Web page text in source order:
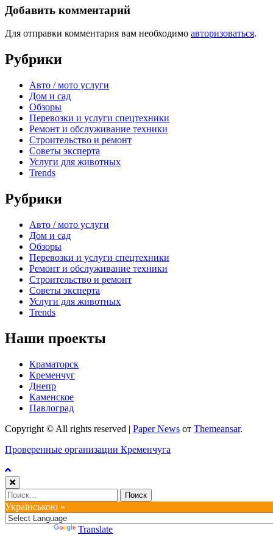
Добавить комментарий
Для отправки комментария вам необходимо авторизоваться.
Рубрики
Авто / мото услуги
Дом и сад
Обзоры
Перевозки и услуги спецтехники
Ремонт и обслуживание техники
Строительство и ремонт
Советы эксперта
Услуги для животных
Trends
Рубрики
Авто / мото услуги
Дом и сад
Обзоры
Перевозки и услуги спецтехники
Ремонт и обслуживание техники
Строительство и ремонт
Советы эксперта
Услуги для животных
Trends
Наши проекты
Краматорск
Кременчуг
Днепр
Каменское
Павлоград
Copyright © All rights reserved | Paper News от Themeansar.
Проверенные организации Кременчуга
Найти:
Українською »
Translate